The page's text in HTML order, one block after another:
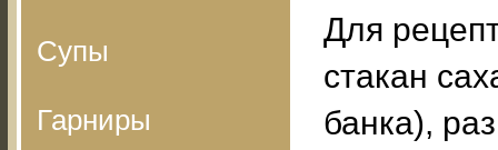
Супы
Гарниры
Для
стакан
банка),